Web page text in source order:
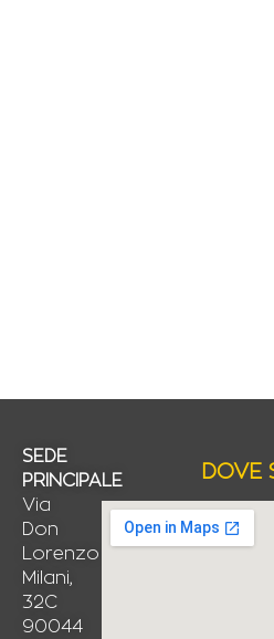
SEDE
PRINCIPALE
Via
Don
Lorenzo
Milani,
32C
90044
DOVE